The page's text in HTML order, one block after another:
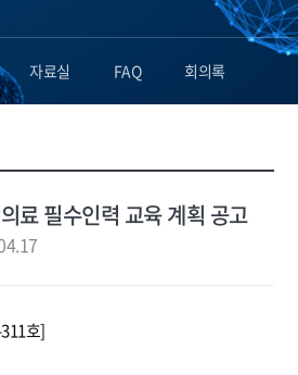
자료실 FAQ 회의록
료 필수인력 교육 계획 공고
호]